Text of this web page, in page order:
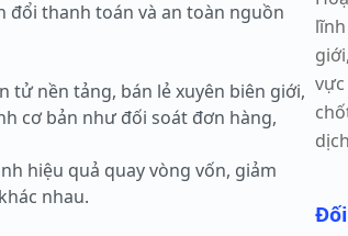
đổi thanh toán và an toàn nguồn
tử nền tảng, bán lẻ xuyên biên giới,
cơ bản như đối soát đơn hàng,
hiệu quả quay vòng vốn, giảm
nhau.